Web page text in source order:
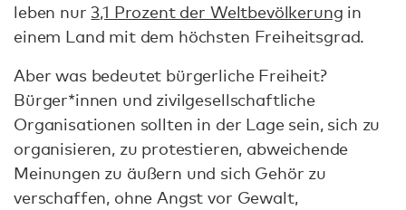
leben nur3,1 Prozent der Weltbevölkerung in
einem Land mit dem höchsten Freiheitsgrad.
Aber was bedeutet bürgerliche Freiheit?
Bürger*innen und zivilgesellschaftliche
Organisationen sollten in der Lage sein, sich zu
organisieren, zu protestieren, abweichende
Meinungen zu äußern und sich Gehör zu
verschaffen, ohne Angst vor Gewalt,